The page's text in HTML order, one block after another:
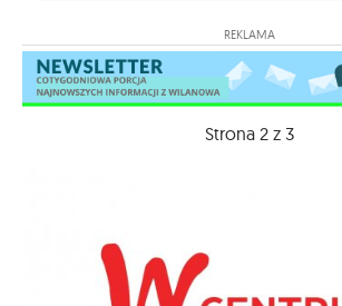
REKLAMA
Strona 2 z 3